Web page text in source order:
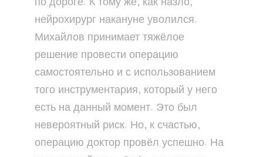
нейрохирург накануне уволился.
Михайлов принимает тяжёлое
решение провести операцию
самостоятельно и с использованием
того инструментария, который у него
есть на данный момент. Это был
невероятный риск. Но, к счастью,
операцию доктор провёл успешно. На